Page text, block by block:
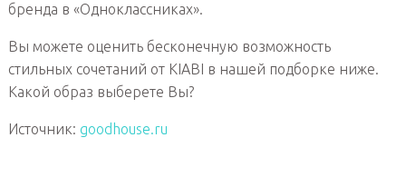
бренда в «Одноклассниках».
Вы можете оценить бесконечную возможность
стильных сочетаний от KIABI в нашей подборке ниже.
Какой образ выберете Вы?
Источник: goodhouse.ru